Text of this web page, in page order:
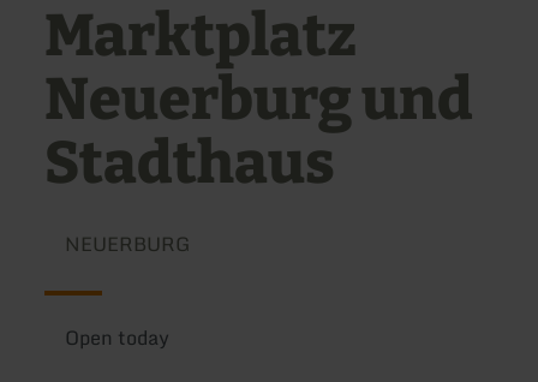
Marktplatz
Neuerburg und
Stadthaus
NEUERBURG
Open today